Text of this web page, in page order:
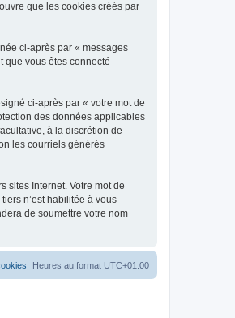
que les cookies créés par
ci-après par « messages
que vous êtes connecté
ci-après par « votre mot de
des données applicables
à la discrétion de
les courriels générés
sites Internet. Votre mot de
n’est habilitée à vous
de soumettre votre nom
Heures au format UTC+01:00